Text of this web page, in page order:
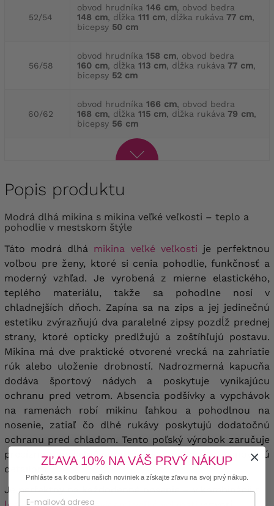
52/54
obvod hrudníka 146 cm, obvod bedra
148 cm, dĺžka 111 cm, dĺžka rukáva 77 cm,
bicepsy 50 cm
56/58
obvod hrudníka 158 cm, obvod bedra
160 cm, dĺžka 113 cm, dĺžka rukáva 77 cm,
bicepsy 52 cm
60/62
obvod hrudníka 166 cm, obvod bedra
168 cm, dĺžka 115 cm, dĺžka rukáva 79 cm,
bicepsy 56 cm
Popis produktu
Modrá dlhá mikina s mikina veľké veľkosti – teplo a
pohodlie v mestskom štýle
Táto modrá dlhá mikina veľké veľkosti je perfektnou
voľbou pre ženy, ktoré si cenia pohodlie, funkčnosť a
moderný vzhľad. Je vyrobená z mierne elastického,
teplého materiálu, takže sa pohodlne nosí v
chladnejších dňoch. Zapína sa na zips a jej jedinečnú
estetiku zvýrazňujú dva paralelné zipsy pozdĺž prednej
strany, ktoré opticky predlžujú a zoštíhľujú postavu.
Mikina má dve praktické otvorené vrecká na zahriatie
rúk alebo uloženie drobností. Nadrozmerná kapucňa
dodáva športový nádych a poskytuje vynikajúcu
ochranu pred vetrom. Absencia podšívky a vypchávok
na ramenách robí mikinu ľahkou a pohodlnou na
nosenie, zatiaľ čo dlhé rukávy poskytujú dodatočnú
ochranu pred chladom. Tento poľský výrobok zaručuje
precízne remeselné spracovanie a pozornosť venovanú
detailom.
Je perfektný na každodenné nosenie – v kombinácii s
ZĽAVA 10% NA VÁŠ PRVÝ NÁKUP
Prihláste sa k odberu našich noviniek a získajte zľavu na svoj prvý nákup.